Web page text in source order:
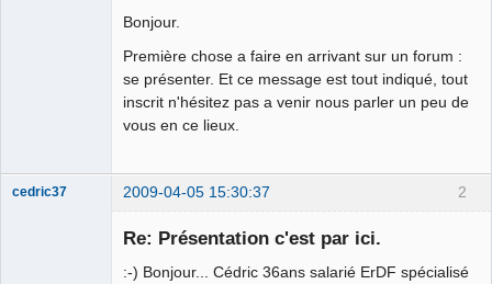
Google_Search
Bonjour.
Première chose a faire en arrivant sur un forum :
se présenter. Et ce message est tout indiqué, tout
inscrit n'hésitez pas a venir nous parler un peu de
vous en ce lieux.
2
cedric37 2009-04-05 15:30:37
Re: Présentation c'est par ici.
:-) Bonjour... Cédric 36ans salarié ErDF spécialisé